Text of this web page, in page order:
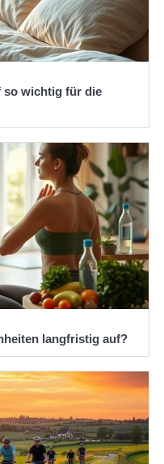
so wichtig für die
langfristig auf?